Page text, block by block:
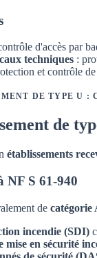
d'accès par
techniques :
et contrôle
DE TYPE U :
de
établissements
NF S 61-940
de catégorie
incendie (SDI)
mise en sécurité